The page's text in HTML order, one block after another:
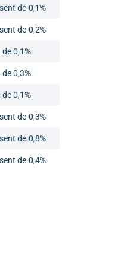
de 0,1%
de 0,2%
0,1%
0,3%
0,1%
de 0,3%
de 0,8%
de 0,4%